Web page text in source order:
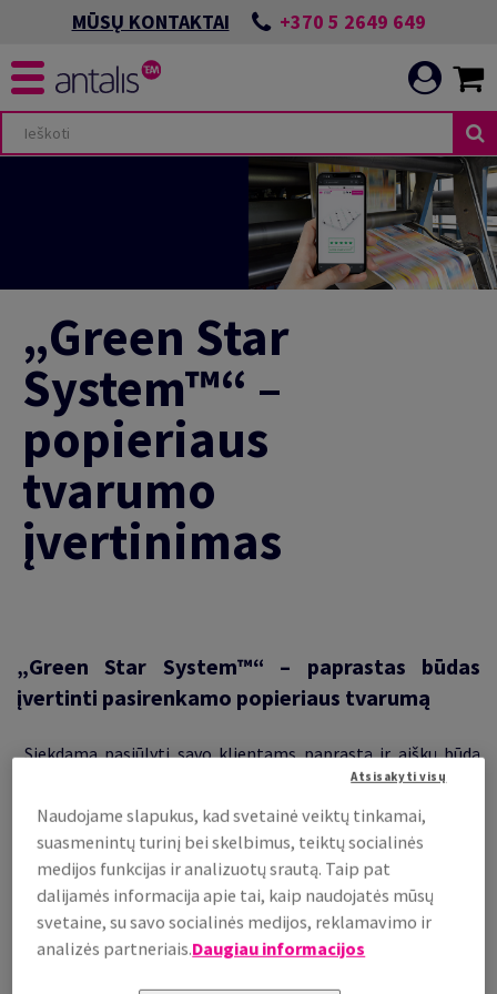
MŪSŲ KONTAKTAI +370 5 2649 649
„Green Star
System™“ –
popieriaus
tvarumo
įvertinimas
„Green Star System™“ – paprastas būdas
įvertinti pasirenkamo popieriaus tvarumą
Siekdama pasiūlyti savo klientams paprastą ir aiškų būdą
sužinoti kiekvieno popieriaus tvarumo lygį, „Antalis“ 2014 m.
sukūrė „Green Star System™“ – gerai žinomą tvarumo
vertinimo sistemą, kuri leidžia klientui iš pirmo žvilgsnio
suprasti mūsų popieriaus aplinkosauginį kriterijų, remiantis
suteiktomis žvaigždutėmis.
5 žvaigždučių vertinimo sistema
Naudojame slapukus, kad svetainė veiktų tinkamai,
suasmenintų turinį bei skelbimus, teiktų socialinės
medijos funkcijas ir analizuotų srautą. Taip pat
dalijamės informacija apie tai, kaip naudojatės mūsų
svetaine, su savo socialinės medijos, reklamavimo ir
analizės partneriais.Daugiau informacijos
Atsisakyti visų